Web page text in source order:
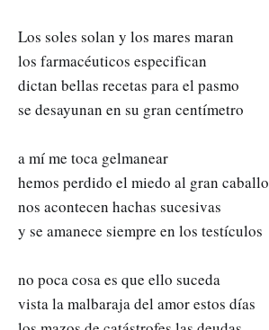
Los soles solan y los mares maran
los farmacéuticos especifican
dictan bellas recetas para el pasmo
se desayunan en su gran centímetro
a mí me toca gelmanear
hemos perdido el miedo al gran caballo
nos acontecen hachas sucesivas
y se amanece siempre en los testículos
no poca cosa es que ello suceda
vista la malbaraja del amor estos días